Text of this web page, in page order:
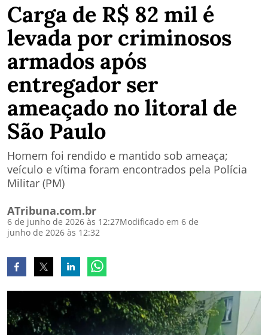
Carga de R$ 82 mil é
levada por criminosos
armados após
entregador ser
ameaçado no litoral de
São Paulo
Homem foi rendido e mantido sob ameaça;
veículo e vítima foram encontrados pela Polícia
Militar (PM)
ATribuna.com.br
6 de junho de 2026 às 12:27Modificado em 6 de
junho de 2026 às 12:32